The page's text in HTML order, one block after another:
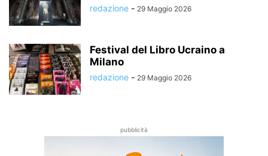
redazione - 29 Maggio 2026
Festival del Libro Ucraino a
Milano
redazione - 29 Maggio 2026
pubblicità